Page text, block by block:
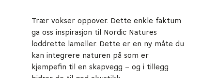
Trær vokser oppover. Dette enkle faktum
ga oss inspirasjon til Nordic Natures
loddrette lameller. Dette er en ny måte du
kan integrere naturen på som er
kjempefin til en skapvegg – og i tillegg